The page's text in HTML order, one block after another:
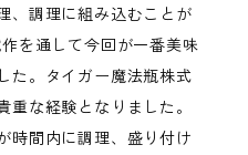
、調理に組み込むことが
を通して今回が一番美味
た。タイガー魔法瓶株式
な経験となりました。
時間内に調理、盛り付け